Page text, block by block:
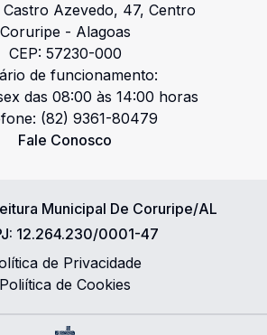
Azevedo, 47, Centro
Coruripe- Alagoas
CEP: 57230-000
de funcionamento:
das 08:00 às 14:00 horas
(82) 9361-80479
Fale Conosco
Municipal De Coruripe/AL
12.264.230/0001-47
de Privacidade
Poliítica de Cookies